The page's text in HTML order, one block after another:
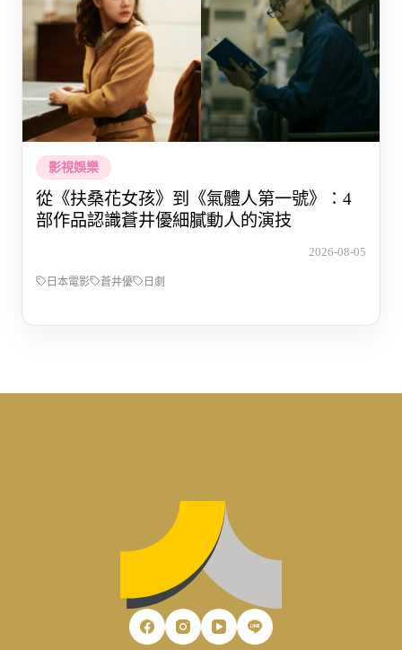
影視娛樂
從《扶桑花女孩》到《氣體人第一號》：4
部作品認識蒼井優細膩動人的演技
2026-08-05
日本電影 蒼井優 日劇